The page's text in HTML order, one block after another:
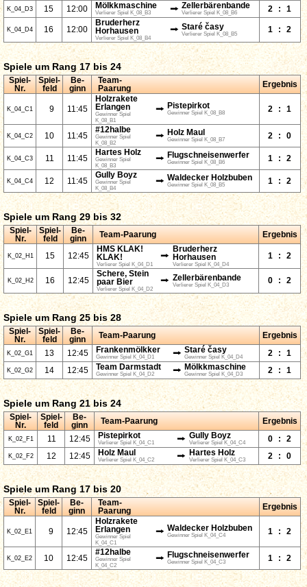
K_04_D3 15 12:00 Mölkkmaschine
Verlierer Spiel K_08_B3 ⭢ Zellerbärenbande
Verlierer Spiel K_08_B6 2 : 1
K_04_D4 16 12:00
Bruderherz
Horhausen
Verlierer Spiel K_08_B4
⭢ Staré časy
Verlierer Spiel K_08_B5
1 : 2
Spiele um Rang 17 bis 24
Spiel-
Nr.
Spiel-
feld
Be-
ginn
Team-
Paarung
Ergebnis
K_04_C1 9 11:45
Holzrakete
Erlangen
Gewinner Spiel
K_08_B1
⭢ Pistepirkot
Gewinner Spiel K_08_B8 2 : 1
K_04_C2 10 11:45
#12halbe
Gewinner Spiel
K_08_B2
⭢ Holz Maul
Gewinner Spiel K_08_B7 2 : 0
K_04_C3 11 11:45
Hartes Holz
Gewinner Spiel
K_08_B3
⭢ Flugschneisenwerfer
Gewinner Spiel K_08_B6 1 : 2
K_04_C4 12 11:45
Gully Boyz
Gewinner Spiel
K_08_B4
⭢ Waldecker Holzbuben
Gewinner Spiel K_08_B5 1 : 2
Spiele um Rang 29 bis 32
Spiel-
Nr.
Spiel-
feld
Be-
ginn
Team-Paarung Ergebnis
K_02_H1 15 12:45
HMS KLAK!
KLAK!
Verlierer Spiel K_04_D1
⭢
Bruderherz
Horhausen
Verlierer Spiel K_04_D4
1 : 2
K_02_H2 16 12:45
Schere, Stein
paar Bier
Verlierer Spiel K_04_D2
⭢ Zellerbärenbande
Verlierer Spiel K_04_D3
0 : 2
Spiele um Rang 25 bis 28
Spiel-
Nr.
Spiel-
feld
Be-
ginn
Team-Paarung Ergebnis
K_02_G1 13 12:45 Frankenmölkker
Gewinner Spiel K_04_D1 ⭢ Staré časy
Gewinner Spiel K_04_D4 2 : 1
K_02_G2 14 12:45 Team Darmstadt
Gewinner Spiel K_04_D2 ⭢ Mölkkmaschine
Gewinner Spiel K_04_D3 2 : 1
Spiele um Rang 21 bis 24
Spiel-
Nr.
Spiel-
feld
Be-
ginn
Team-Paarung Ergebnis
K_02_F1 11 12:45 Pistepirkot
Verlierer Spiel K_04_C1 ⭢ Gully Boyz
Verlierer Spiel K_04_C4 0 : 2
K_02_F2 12 12:45 Holz Maul
Verlierer Spiel K_04_C2 ⭢ Hartes Holz
Verlierer Spiel K_04_C3 2 : 0
Spiele um Rang 17 bis 20
Spiel-
Nr.
Spiel-
feld
Be-
ginn
Team-
Paarung
Ergebnis
K_02_E1 9 12:45
Holzrakete
Erlangen
Gewinner Spiel
K_04_C1
⭢ Waldecker Holzbuben
Gewinner Spiel K_04_C4 1 : 2
K_02_E2 10 12:45
#12halbe
Gewinner Spiel
K_04_C2
⭢ Flugschneisenwerfer
Gewinner Spiel K_04_C3 1 : 2